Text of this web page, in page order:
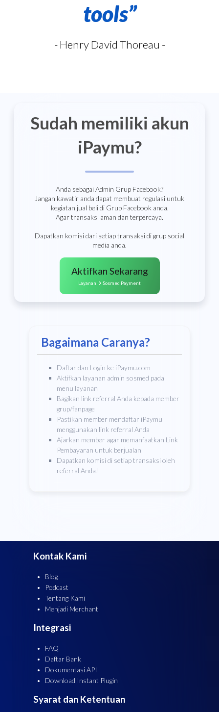
tools”
- Henry David Thoreau -
Sudah memiliki akun
iPaymu?
Anda sebagai Admin Grup Facebook?
Jangan kawatir anda dapat membuat regulasi untuk
kegiatan jual beli di Grup Facebook anda.
Agar transaksi aman dan terpercaya.
Dapatkan komisi dari setiap transaksi di grup social
media anda.
Aktifkan Sekarang
Layanan Sosmed Payment
Bagaimana Caranya?
Daftar dan Login ke iPaymu.com
Aktifkan layanan admin sosmed pada
menu layanan
Bagikan link referral Anda kepada member
grup/fanpage
Pastikan member mendaftar iPaymu
menggunakan link referral Anda
Ajarkan member agar memanfaatkan Link
Pembayaran untuk berjualan
Dapatkan komisi di setiap transaksi oleh
referral Anda!
Kontak Kami
Blog
Podcast
Tentang Kami
Menjadi Merchant
Integrasi
FAQ
Daftar Bank
Dokumentasi API
Download Instant Plugin
Syarat dan Ketentuan